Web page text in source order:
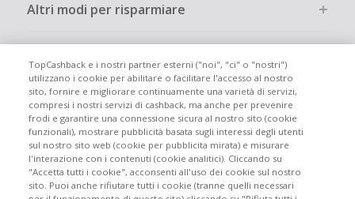
Altri modi per risparmiare
Partecipa
Info legali
TopCashback e i nostri partner esterni ("noi", "ci" o "nostri")
utilizzano i cookie per abilitare o facilitare l'accesso al nostro
sito, fornire e migliorare continuamente una varietà di servizi,
compresi i nostri servizi di cashback, ma anche per prevenire
frodi e garantire una connessione sicura al nostro sito (cookie
funzionali), mostrare pubblicità basata sugli interessi degli utenti
sul nostro sito web (cookie per pubblicita mirata) e misurare
l'interazione con i contenuti (cookie analitici). Cliccando su
"Accetta tutti i cookie", acconsenti all'uso dei cookie sul nostro
sito. Puoi anche rifiutare tutti i cookie (tranne quelli necessari